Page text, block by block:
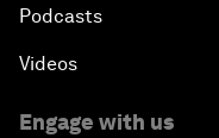
Podcasts
Videos
Engage with us